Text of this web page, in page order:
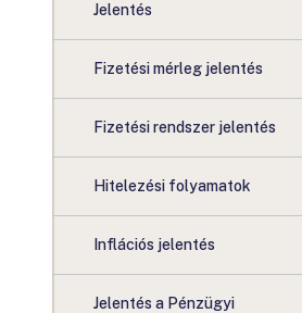
Jelentés
Fizetési mérleg jelentés
Fizetési rendszer jelentés
Hitelezési folyamatok
Inflációs jelentés
Jelentés a Pénzügyi